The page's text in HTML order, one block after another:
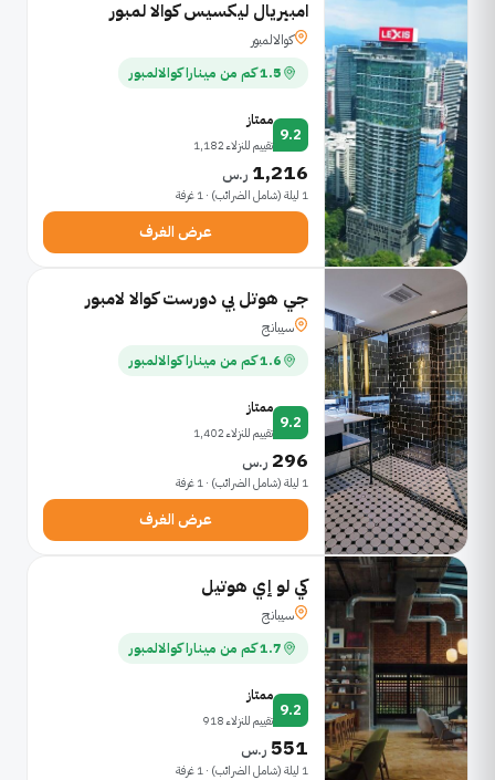
امبيريال ليكسيس كوالا لمبور
كوالالمبور
1.5 كم من مينارا كوالالمبور
9.2
ممتاز
تقييم للنزلاء 1,182
1,216 ر.س
1 ليلة (شامل الضرائب) · 1 غرفة
عرض الغرف
جي هوتل بي دورست كوالا لامبور
سيبانج
1.6 كم من مينارا كوالالمبور
9.2
ممتاز
تقييم للنزلاء 1,402
296 ر.س
1 ليلة (شامل الضرائب) · 1 غرفة
عرض الغرف
كي لو إي هوتيل
سيبانج
1.7 كم من مينارا كوالالمبور
9.2
ممتاز
تقييم للنزلاء 918
551 ر.س
1 ليلة (شامل الضرائب) · 1 غرفة